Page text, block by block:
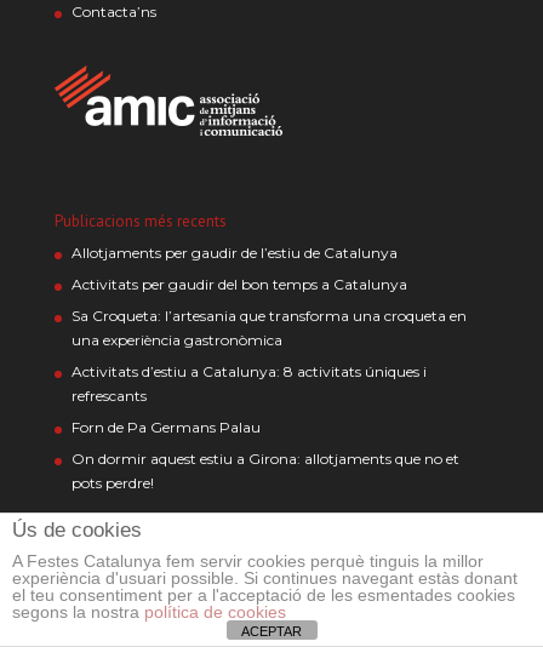
Contacta’ns
Publicacions més recents
Allotjaments per gaudir de l’estiu de Catalunya
Activitats per gaudir del bon temps a Catalunya
Sa Croqueta: l’artesania que transforma una croqueta en
una experiència gastronòmica
Activitats d’estiu a Catalunya: 8 activitats úniques i
refrescants
Forn de Pa Germans Palau
On dormir aquest estiu a Girona: allotjaments que no et
pots perdre!
Mapa web
Activitats
Barcelona
On dormir
Barcelona
On menjar
Ús de cookies
A Festes Catalunya fem servir cookies perquè tinguis la millor
experiència d'usuari possible. Si continues navegant estàs donant
el teu consentiment per a l'acceptació de les esmentades cookies
segons la nostra política de cookies
ACEPTAR